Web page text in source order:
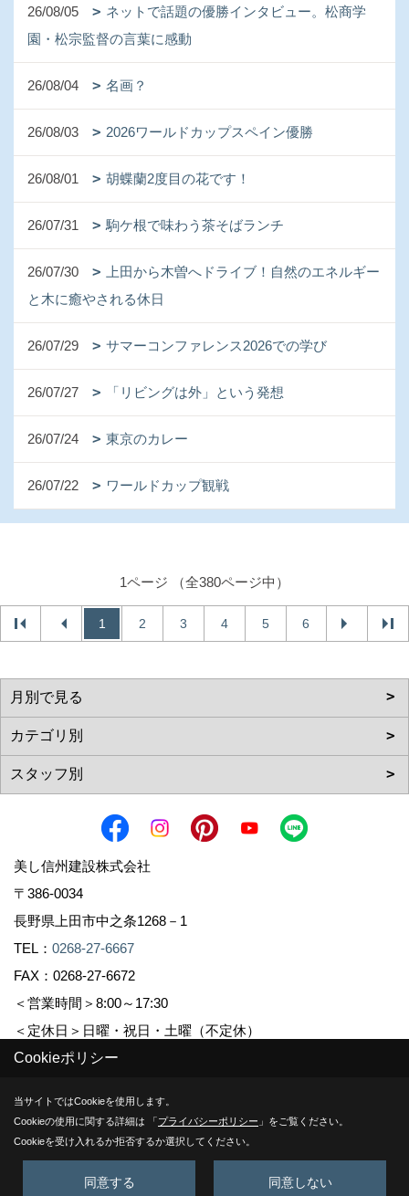
26/08/05
ネットで話題の優勝インタビュー。松商学
園・松宗監督の言葉に感動
26/08/04 名画？
26/08/03 2026ワールドカップスペイン優勝
26/08/01 胡蝶蘭2度目の花です！
26/07/31 駒ケ根で味わう茶そばランチ
26/07/30
上田から木曽へドライブ！自然のエネルギー
と木に癒やされる休日
26/07/29 サマーコンファレンス2026での学び
26/07/27 「リビングは外」という発想
26/07/24 東京のカレー
26/07/22 ワールドカップ観戦
1ページ （全380ページ中）
1 2 3 4 5 6
美し信州建設株式会社
〒386-0034
長野県上田市中之条1268－1
TEL： 0268-27-6667
FAX：0268-27-6672
＜営業時間＞8:00～17:30
＜定休日＞日曜・祝日・土曜（不定休）
Copyright (c) Sinshuu. All Rights Reserved.
Produced byゴデスクリエイト
Cookieポリシー
当サイトではCookieを使用します。
Cookieの使用に関する詳細は 「プライバシーポリシー 」をご覧ください。
Cookieを受け入れるか拒否するか選択してください。
同意する 同意しない